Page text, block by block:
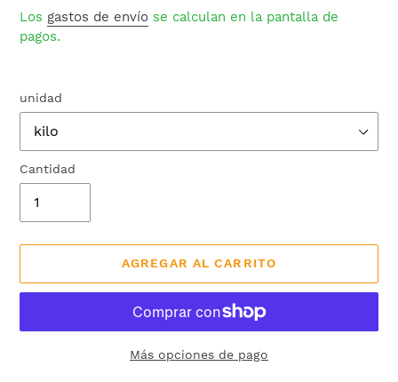
habitual
Los gastos de envío se calculan en la pantalla de
pagos.
unidad
Cantidad
AGREGAR AL CARRITO
Más opciones de pago